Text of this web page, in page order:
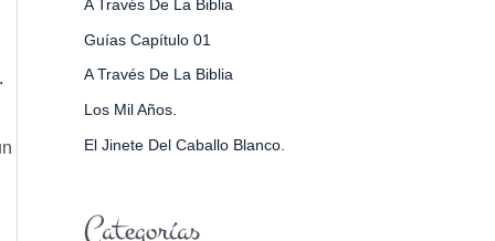
R
:
A Través De La Biblia
Guías Capítulo 01
A Través De La Biblia
Los Mil Años.
El Jinete Del Caballo Blanco.
Categorías